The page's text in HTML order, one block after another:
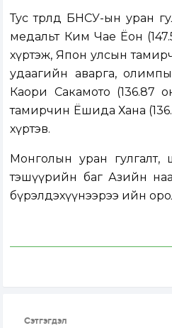
Тус төрөлд БНСУ-ын уран
медальт Ким Чае Ёон
хүртэж, Япон улсын
удаагийн аварга,
Каори Сакамото (136.87
тамирчин Ёшида Хана
хүртэв.
Монголын уран гулгалт,
тэшүүрийн баг Азийн
бүрэлдэхүүнээрээ ийн
Сэтгэгдэл